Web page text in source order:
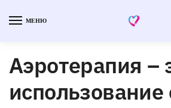
МЕНЮ
Аэротерапия –
использование